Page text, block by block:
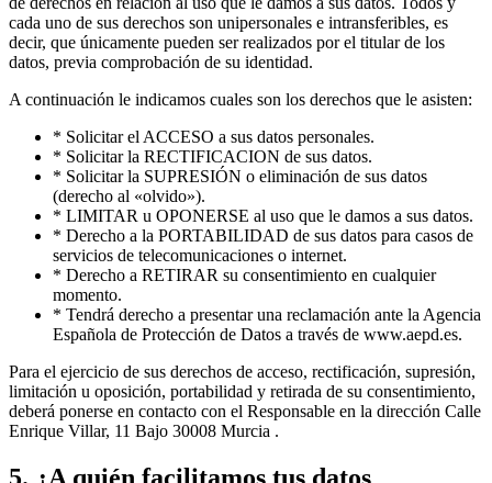
cada uno de sus derechos son unipersonales e intransferibles, es
decir, que únicamente pueden ser realizados por el titular de los
datos, previa comprobación de su identidad.
A continuación le indicamos cuales son los derechos que le asisten:
* Solicitar el ACCESO a sus datos personales.
* Solicitar la RECTIFICACION de sus datos.
* Solicitar la SUPRESIÓN o eliminación de sus datos
(derecho al «olvido»).
* LIMITAR u OPONERSE al uso que le damos a sus datos.
* Derecho a la PORTABILIDAD de sus datos para casos de
servicios de telecomunicaciones o internet.
* Derecho a RETIRAR su consentimiento en cualquier
momento.
* Tendrá derecho a presentar una reclamación ante la Agencia
Española de Protección de Datos a través de www.aepd.es.
Para el ejercicio de sus derechos de acceso, rectificación, supresión,
limitación u oposición, portabilidad y retirada de su consentimiento,
deberá ponerse en contacto con el Responsable en la dirección Calle
Enrique Villar, 11 Bajo 30008 Murcia .
5. ¿A quién facilitamos tus datos